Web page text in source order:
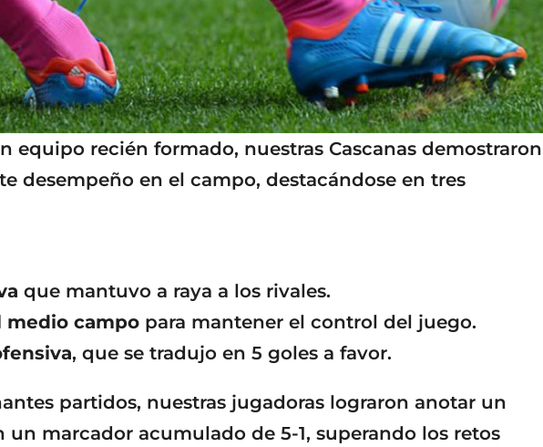
equipo recién formado, nuestras Cascanas demostraron
desempeño en el campo, destacándose en tres
que mantuvo a raya a los rivales.
medio campo para mantener el control del juego.
, que se tradujo en 5 goles a favor.
partidos, nuestras jugadoras lograron anotar un
un marcador acumulado de 5-1, superando los retos